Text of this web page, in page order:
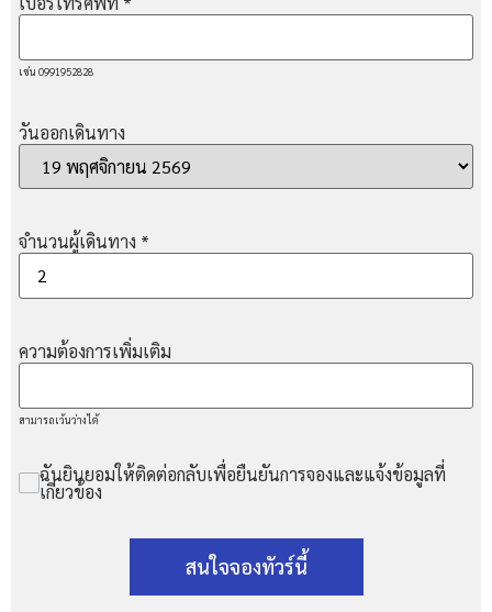
เช่น 0991952828
วันออกเดินทาง
จำนวนผู้เดินทาง *
ความต้องการเพิ่มเติม
สามารถเว้นว่างได้
ฉันยินยอมให้ติดต่อกลับเพื่อยืนยันการจองและแจ้งข้อมูลที่
เกี่ยวข้อง
สนใจจองทัวร์นี้